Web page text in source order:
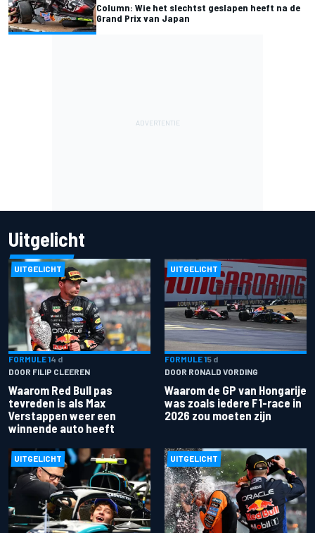
Column: Wie het slechtst geslapen heeft na de
Grand Prix van Japan
Uitgelicht
UITGELICHT
FORMULE 14 d
DOOR FILIP CLEEREN
Waarom Red Bull pas
tevreden is als Max
Verstappen weer een
winnende auto heeft
UITGELICHT
FORMULE 15 d
DOOR RONALD VORDING
Waarom de GP van Hongarije
was zoals iedere F1-race in
2026 zou moeten zijn
UITGELICHT UITGELICHT